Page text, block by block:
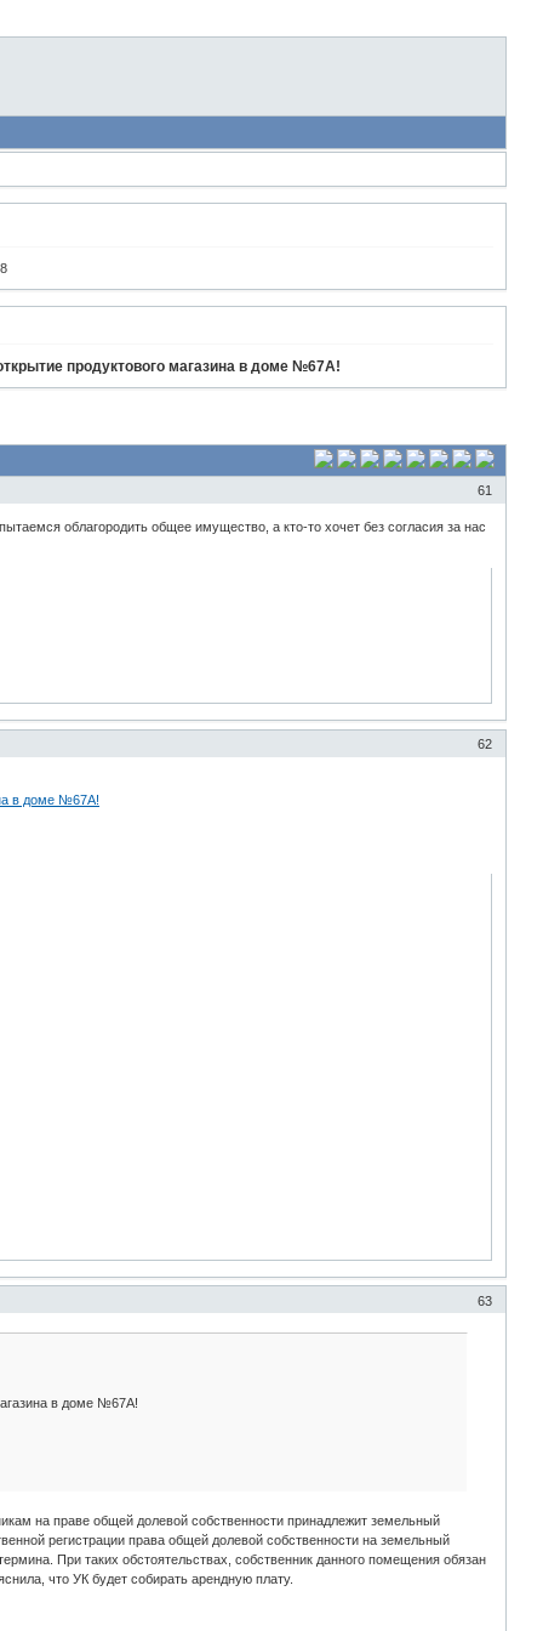
продуктового магазина в доме №67А!
61
облагородить общее имущество, а кто-то хочет без согласия за нас
62
в доме №67А!
63
в доме №67А!
на праве общей долевой собственности принадлежит земельный
регистрации права общей долевой собственности на земельный
При таких обстоятельствах, собственник данного помещения обязан
что УК будет собирать арендную плату.